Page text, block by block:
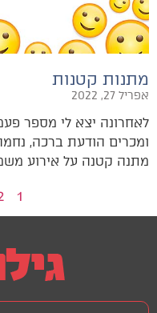
מתנות קטנות
אפריל 27, 2022
לאחרונה יצא לי מספר
ומכרים הודעת ברכה,
מתנה קטנה על אירוע
1